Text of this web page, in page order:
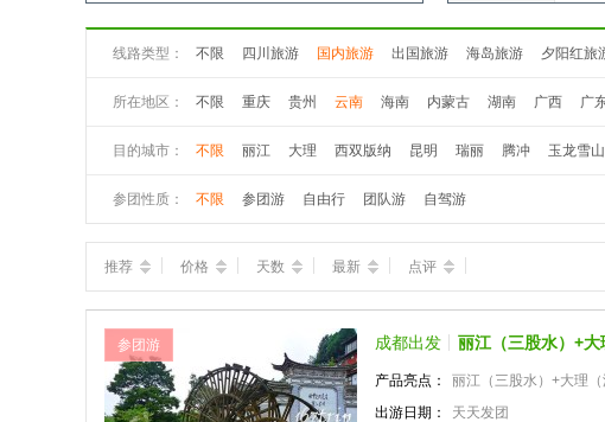
线路类型： 不限 四川旅游 国内旅游 出国旅游 海岛旅游 夕阳红旅
所在地区： 不限 重庆 贵州 云南 海南 内蒙古 湖南 广西 广
目的城市： 不限 丽江 大理 西双版纳 昆明 瑞丽 腾冲 玉龙雪山
参团性质： 不限 参团游 自由行 团队游 自驾游
推荐 价格 天数 最新 点评
参团游 成都出发 丽江（三股水）+
产品亮点：
丽江（三股水）+大理
出游日期：
天天发团